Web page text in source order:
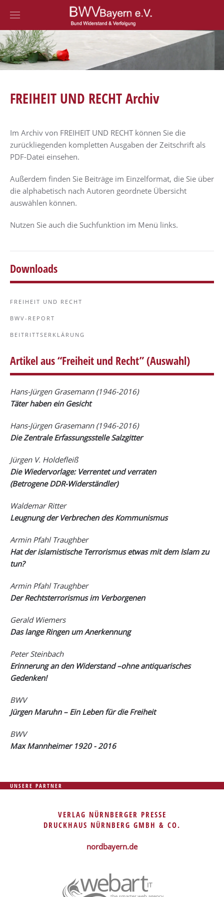
Zum Hauptinhalt springen
FREIHEIT UND RECHT Archiv
Im Archiv von FREIHEIT UND RECHT können Sie die
zurückliegenden kompletten Ausgaben der Zeitschrift als
PDF-Datei einsehen.
Außerdem finden Sie Beiträge im Einzelformat, die Sie über
die alphabetisch nach Autoren geordnete Übersicht
auswählen können.
Nutzen Sie auch die Suchfunktion im Menü links.
Downloads
FREIHEIT UND RECHT
BWV-REPORT
BEITRITTSERKLÄRUNG
Artikel aus “Freiheit und Recht” (Auswahl)
Hans-Jürgen Grasemann(1946-2016)
Täter haben ein Gesicht
Hans-Jürgen Grasemann(1946-2016)
Die Zentrale Erfassungsstelle Salzgitter
Jürgen V. Holdefleiß
Die Wiedervorlage: Verrentet und verraten
(Betrogene DDR-Widerständler)
Waldemar Ritter
Leugnung der Verbrechen des Kommunismus
Armin Pfahl Traughber
Hat der islamistische Terrorismus etwas mit dem Islam zu
tun?
Armin Pfahl Traughber
Der Rechtsterrorismus im Verborgenen
Gerald Wiemers
Das lange Ringen um Anerkennung
Peter Steinbach
Erinnerung an den Widerstand –ohne antiquarisches
Gedenken!
BWV
Jürgen Maruhn – Ein Leben für die Freiheit
BWV
Max Mannheimer 1920 - 2016
UNSERE PARTNER
VERLAG NÜRNBERGER PRESSE
DRUCKHAUS NÜRNBERG GMBH & CO.
nordbayern.de